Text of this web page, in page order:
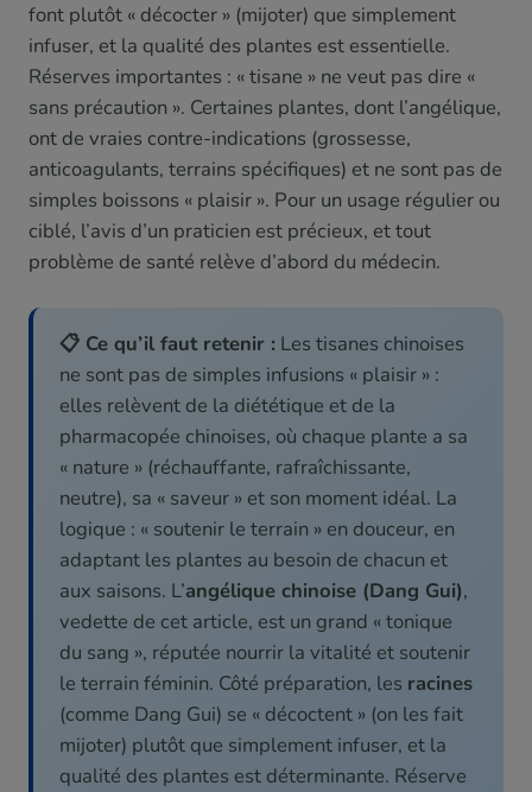
font plutôt « décocter » (mijoter) que simplement
infuser, et la qualité des plantes est essentielle.
Réserves importantes : « tisane » ne veut pas dire «
sans précaution ». Certaines plantes, dont l’angélique,
ont de vraies contre-indications (grossesse,
anticoagulants, terrains spécifiques) et ne sont pas de
simples boissons « plaisir ». Pour un usage régulier ou
ciblé, l’avis d’un praticien est précieux, et tout
problème de santé relève d’abord du médecin.
📋 Ce qu’il faut retenir : Les tisanes chinoises
ne sont pas de simples infusions « plaisir » :
elles relèvent de la diététique et de la
pharmacopée chinoises, où chaque plante a sa
« nature » (réchauffante, rafraîchissante,
neutre), sa « saveur » et son moment idéal. La
logique : « soutenir le terrain » en douceur, en
adaptant les plantes au besoin de chacun et
aux saisons. L’angélique chinoise (Dang Gui),
vedette de cet article, est un grand « tonique
du sang », réputée nourrir la vitalité et soutenir
le terrain féminin. Côté préparation, les racines
(comme Dang Gui) se « décoctent » (on les fait
mijoter) plutôt que simplement infuser, et la
qualité des plantes est déterminante. Réserve